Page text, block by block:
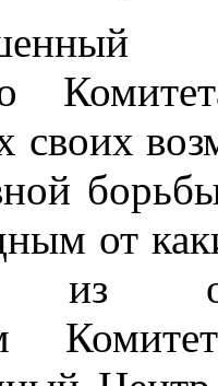
своих
от
из